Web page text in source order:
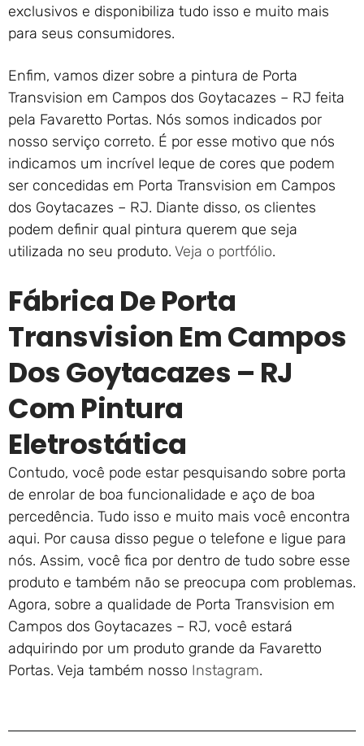
exclusivos e disponibiliza tudo isso e muito mais
para seus consumidores.
Enfim, vamos dizer sobre a pintura de Porta
Transvision em Campos dos Goytacazes – RJ feita
pela Favaretto Portas. Nós somos indicados por
nosso serviço correto. É por esse motivo que nós
indicamos um incrível leque de cores que podem
ser concedidas em Porta Transvision em Campos
dos Goytacazes – RJ. Diante disso, os clientes
podem definir qual pintura querem que seja
utilizada no seu produto. Veja o portfólio.
Fábrica De Porta
Transvision Em Campos
Dos Goytacazes – RJ
Com Pintura
Eletrostática
Contudo, você pode estar pesquisando sobre porta
de enrolar de boa funcionalidade e aço de boa
percedência. Tudo isso e muito mais você encontra
aqui. Por causa disso pegue o telefone e ligue para
nós. Assim, você fica por dentro de tudo sobre esse
produto e também não se preocupa com problemas.
Agora, sobre a qualidade de Porta Transvision em
Campos dos Goytacazes – RJ, você estará
adquirindo por um produto grande da Favaretto
Portas. Veja também nosso Instagram.